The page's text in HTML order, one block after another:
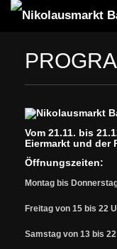
BUDEN &
FOTOGALERIE
KONTAKT
IMPRESSUM
Vom 21.11. bis
Eiermarkt und der
Öffnungszeiten:
Montag bis
Freitag von 15 bis 22
Samstag von 13 bis